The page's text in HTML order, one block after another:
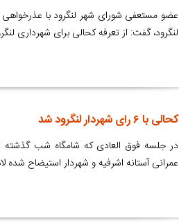
عضو مستعفی شورای شهر لنگرود با عذرخواهی
لنگرود، گفت: از تعرفه کحالی برای شهرداری
کحالی با ۶ رای شهردار لنگرود شد
در جلسه فوق العادی که شامگاه شب گذشته
عمرانی آستانه اشرفیه و شهردار استیضاح شده